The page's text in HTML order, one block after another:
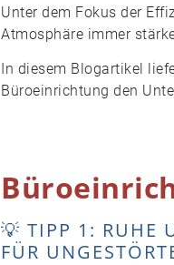
Unter dem Fokus der
Atmosphäre immer
In diesem Blogartikel
Büroeinrichtung den
💡 TIPP 1: RUHE
FÜR